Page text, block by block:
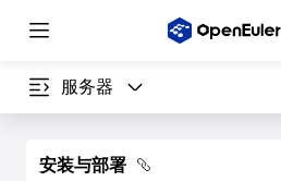
服务器
安装与部署